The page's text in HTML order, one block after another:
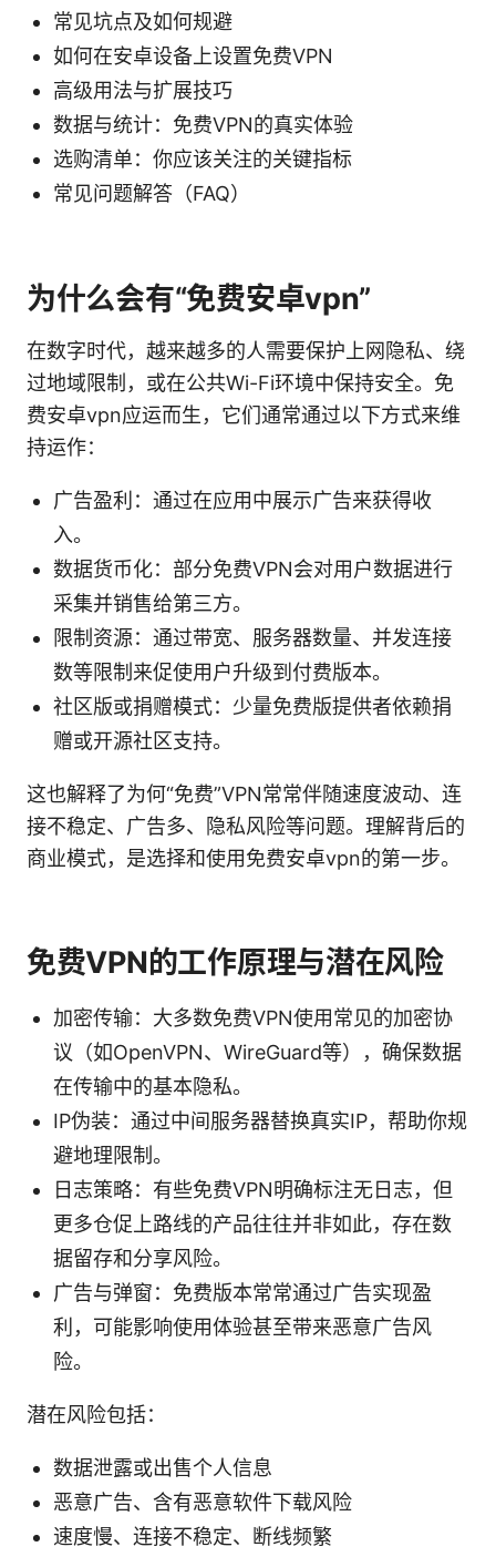
常见坑点及如何规避
如何在安卓设备上设置免费VPN
高级用法与扩展技巧
数据与统计：免费VPN的真实体验
选购清单：你应该关注的关键指标
常见问题解答（FAQ）
为什么会有“免费安卓vpn”
在数字时代，越来越多的人需要保护上网隐私、绕
过地域限制，或在公共Wi-Fi环境中保持安全。免
费安卓vpn应运而生，它们通常通过以下方式来维
持运作：
广告盈利：通过在应用中展示广告来获得收
入。
数据货币化：部分免费VPN会对用户数据进行
采集并销售给第三方。
限制资源：通过带宽、服务器数量、并发连接
数等限制来促使用户升级到付费版本。
社区版或捐赠模式：少量免费版提供者依赖捐
赠或开源社区支持。
这也解释了为何“免费”VPN常常伴随速度波动、连
接不稳定、广告多、隐私风险等问题。理解背后的
商业模式，是选择和使用免费安卓vpn的第一步。
免费VPN的工作原理与潜在风险
加密传输：大多数免费VPN使用常见的加密协
议（如OpenVPN、WireGuard等），确保数据
在传输中的基本隐私。
IP伪装：通过中间服务器替换真实IP，帮助你规
避地理限制。
日志策略：有些免费VPN明确标注无日志，但
更多仓促上路线的产品往往并非如此，存在数
据留存和分享风险。
广告与弹窗：免费版本常常通过广告实现盈
利，可能影响使用体验甚至带来恶意广告风
险。
潜在风险包括：
数据泄露或出售个人信息
恶意广告、含有恶意软件下载风险
速度慢、连接不稳定、断线频繁